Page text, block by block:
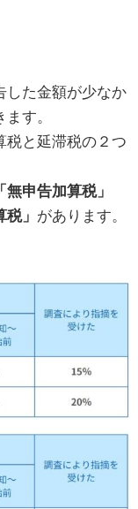
した金額が少なか
す。
税と延滞税の２つ
「無申告加算税」
税」 があります。